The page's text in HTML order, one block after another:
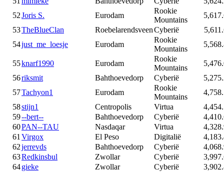
52Joris S. Eurodam
Rookie
Mountains
53TheBlueClan RoebelarendsveenCyberië
54just_me_loesje Eurodam
Rookie
Mountains
55knarf1990 Eurodam
Rookie
Mountains
56riksmit Bahthoevedorp Cyberië
57Tachyon1 Eurodam
Rookie
Mountains
58stijn1 Centropolis Virtua
59--bert-- Bahthoevedorp Cyberië
60PAN--TAU Nasdaqar Virtua
61Virgox El Peso Digitalië
62jerrevds Bahthoevedorp Cyberië
63Redkinsbul Zwollar Cyberië
64gieke Zwollar Cyberië